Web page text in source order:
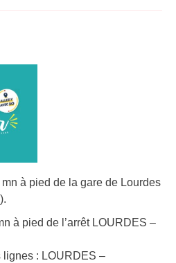
à pied de la gare de Lourdes
à pied de l’arrêt LOURDES –
lignes : LOURDES –